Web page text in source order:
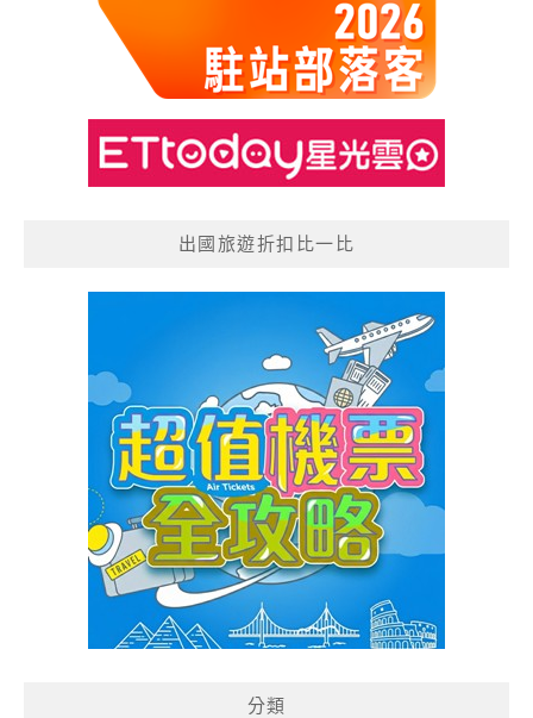
出國旅遊折扣比一比
分類